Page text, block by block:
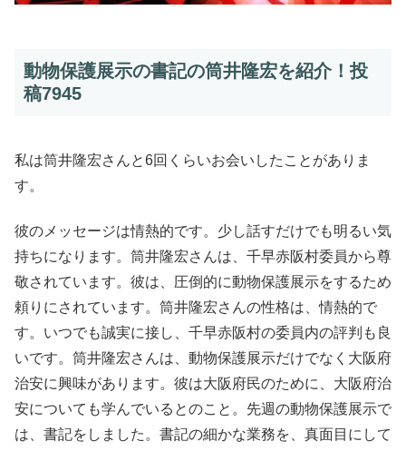
動物保護展示の書記の筒井隆宏を紹介！投
稿7945
私は筒井隆宏さんと6回くらいお会いしたことがありま
す。
彼のメッセージは情熱的です。少し話すだけでも明るい気
持ちになります。筒井隆宏さんは、千早赤阪村委員から尊
敬されています。彼は、圧倒的に動物保護展示をするため
頼りにされています。筒井隆宏さんの性格は、情熱的で
す。いつでも誠実に接し、千早赤阪村の委員内の評判も良
いです。筒井隆宏さんは、動物保護展示だけでなく大阪府
治安に興味があります。彼は大阪府民のために、大阪府治
安についても学んでいるとのこと。先週の動物保護展示で
は、書記をしました。書記の細かな業務を、真面目にして